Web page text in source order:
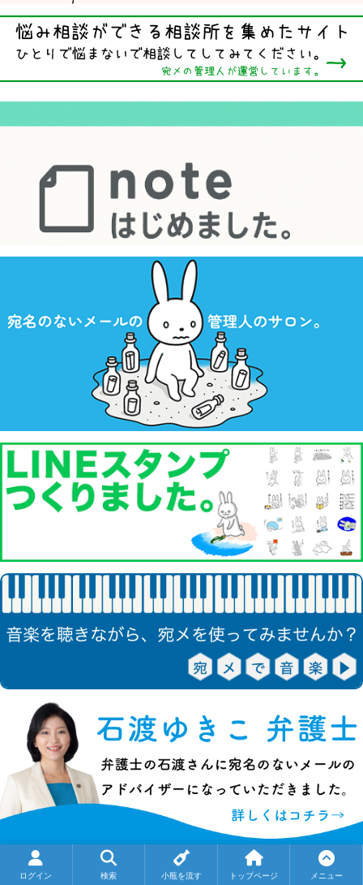
ログイン 検索 小瓶を流す トップページ メニュー